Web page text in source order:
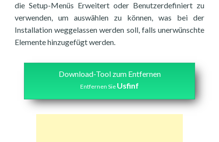
die Setup-Menüs Erweitert oder Benutzerdefiniert zu
verwenden, um auswählen zu können, was bei der
Installation weggelassen werden soll, falls unerwünschte
Elemente hinzugefügt werden.
Download-Tool zum Entfernen
Entfernen Sie Usfinf